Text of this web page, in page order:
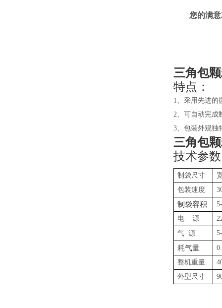
您的满
三角包
特点：
1、采用先进的
2、可自动完成
3、包装外观独
三角包
技术参
制袋尺寸
包装速度
制袋容积
电
源
气 源
耗气量
整机重量
外型尺寸